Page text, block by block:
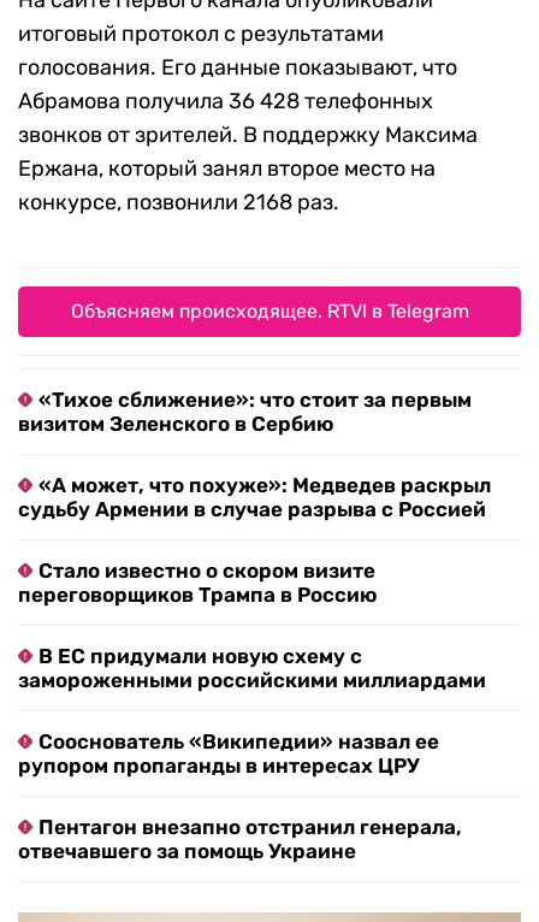
итоговый протокол с результатами
голосования. Его данные показывают, что
Абрамова получила 36 428 телефонных
звонков от зрителей. В поддержку Максима
Ержана, который занял второе место на
конкурсе, позвонили 2168 раз.
Объясняем происходящее. RTVI в Telegram
«Тихое сближение»: что стоит за первым
визитом Зеленского в Сербию
«А может, что похуже»: Медведев раскрыл
судьбу Армении в случае разрыва с Россией
Стало известно о скором визите
переговорщиков Трампа в Россию
В ЕС придумали новую схему с
замороженными российскими миллиардами
Сооснователь «Википедии» назвал ее
рупором пропаганды в интересах ЦРУ
Пентагон внезапно отстранил генерала,
отвечавшего за помощь Украине